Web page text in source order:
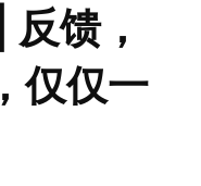
馈，
仅仅一